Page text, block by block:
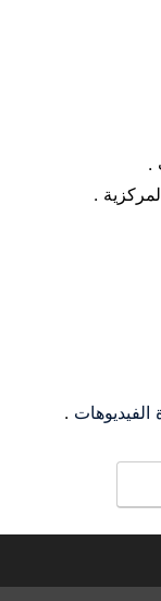
.
.
.